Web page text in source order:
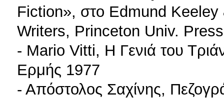
Fiction», στο Edmund
Writers, Princeton Univ.
- Mario Vitti, Η Γενιά του
Ερμής 1977
- Απόστολος Σαχίνης,